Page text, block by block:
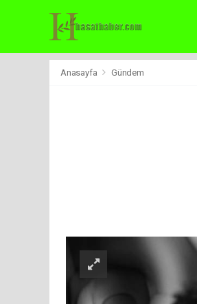
Anasayfa Gündem